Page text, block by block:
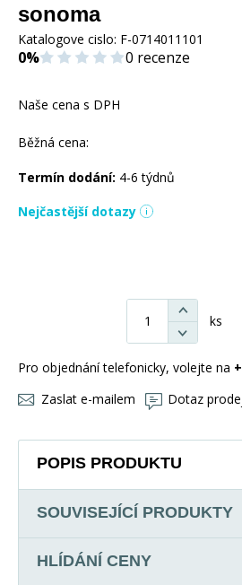
sonoma
Katalogove cislo: F-0714011101
0% 0 recenze
Naše cena s DPH
Běžná cena:
Termín dodání: 4-6 týdnů
Nejčastější dotazy
ks
Pro objednání telefonicky, volejte na
Zaslat e-mailem
Dotaz
POPIS PRODUKTU
SOUVISEJÍCÍ PRODUKTY
HLÍDÁNÍ CENY